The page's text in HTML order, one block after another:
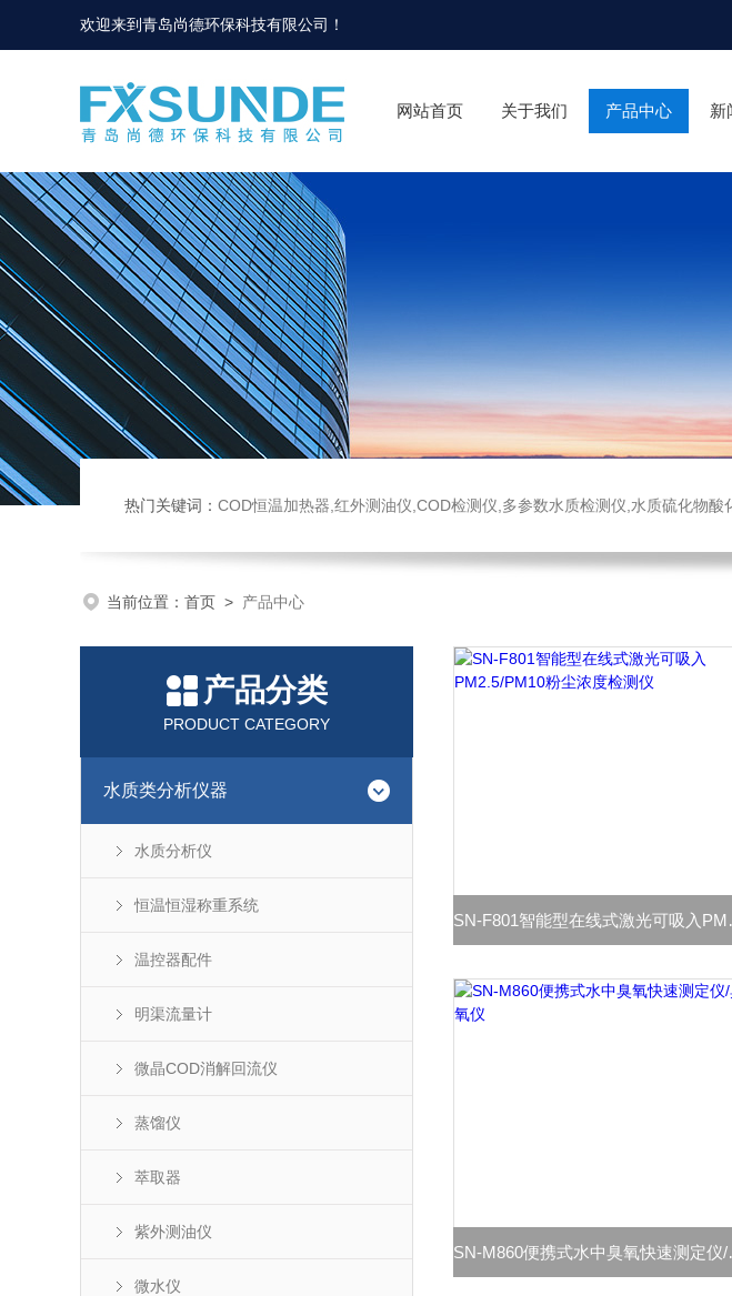
欢迎来到青岛尚德环保科技有限公司 ！
网站首页 关于我们 产品中心 新
热门关键词： COD恒温加热器,红外测油仪,COD检测仪,多参数水质检测仪,水质硫化物酸化吹气仪,BOD测定仪,土壤有机碳恒温加
当前位置： 首页 > 产品中心
产品分类
PRODUCT CATEGORY
水质类分析仪器
水质分析仪
恒温恒湿称重系统
温控器配件
明渠流量计
微晶COD消解回流仪
蒸馏仪
萃取器
紫外测油仪
微水仪
SN-
SN-